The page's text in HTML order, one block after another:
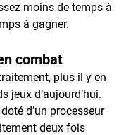
moins de temps à
à gagner.
combat
plus il y en
jeux d’aujourd’hui.
d’un processeur
deux fois